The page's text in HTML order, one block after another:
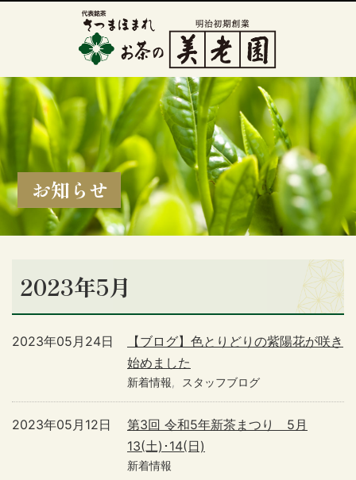
お知らせ
2023年5月
【ブログ】色とりどりの紫陽花が咲き
始めました
2023年05月24日
新着情報 スタッフブログ
第3回 令和5年新茶まつり 5月
13(土)･14(日)
2023年05月12日
新着情報